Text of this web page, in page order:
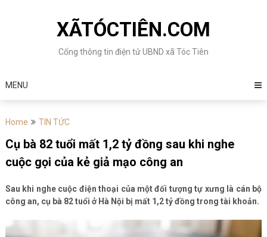
XÃTÓCTIÊN.COM
Cổng thông tin điện tử UBND xã Tóc Tiên
MENU
Home TIN TỨC
Cụ bà 82 tuổi mất 1,2 tỷ đồng sau khi nghe
cuộc gọi của kẻ giả mạo công an
Sau khi nghe cuộc điện thoại của một đối tượng tự xưng là cán bộ
công an, cụ bà 82 tuổi ở Hà Nội bị mất 1,2 tỷ đồng trong tài khoản.